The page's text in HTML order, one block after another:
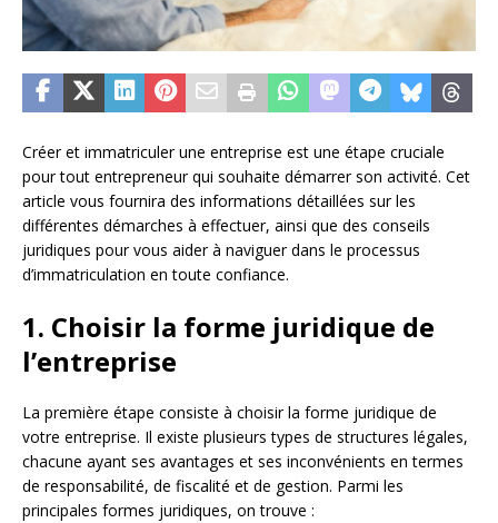
Créer et immatriculer une entreprise est une étape cruciale
pour tout entrepreneur qui souhaite démarrer son activité. Cet
article vous fournira des informations détaillées sur les
différentes démarches à effectuer, ainsi que des conseils
juridiques pour vous aider à naviguer dans le processus
d’immatriculation en toute confiance.
1. Choisir la forme juridique de
l’entreprise
La première étape consiste à choisir la forme juridique de
votre entreprise. Il existe plusieurs types de structures légales,
chacune ayant ses avantages et ses inconvénients en termes
de responsabilité, de fiscalité et de gestion. Parmi les
principales formes juridiques, on trouve :